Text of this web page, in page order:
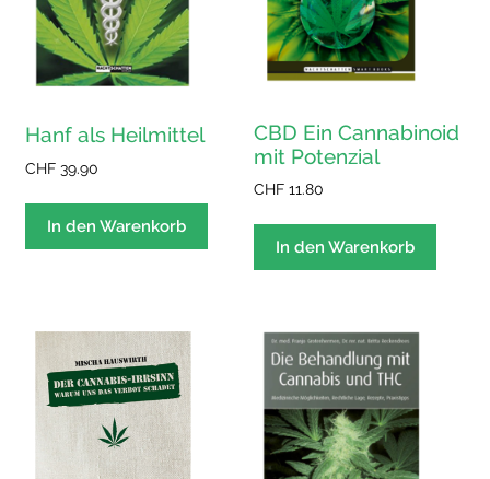
Hanf als Heilmittel
CHF 39.90
In den Warenkorb
CBD Ein Cannabinoid
mit Potenzial
CHF 11.80
In den Warenkorb